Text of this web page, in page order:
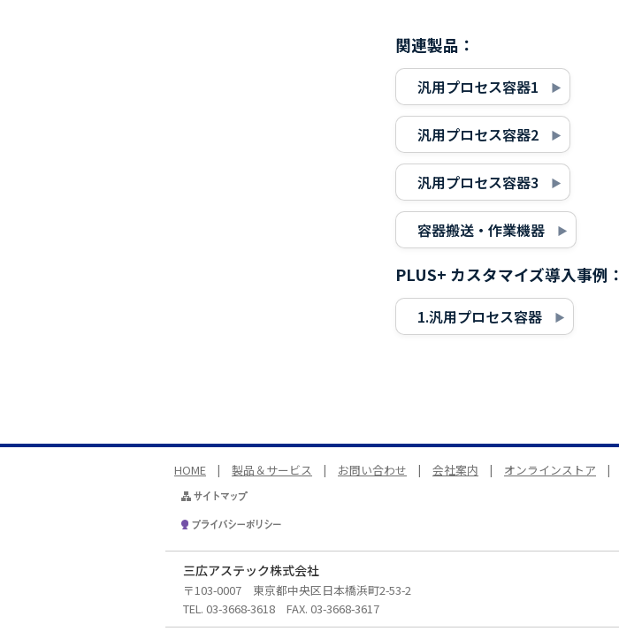
関連製品：
汎用プロセス容器1
汎用プロセス容器2
汎用プロセス容器3
容器搬送・作業機器
PLUS+ カスタマイズ導入事例：
1.汎用プロセス容器
HOME | 製品＆サービス | お問い合わせ | 会社案内 | オンラインストア |
三広アステック株式会社
〒103-0007 東京都中央区日本橋浜町2-53-2
TEL. 03-3668-3618 FAX. 03-3668-3617